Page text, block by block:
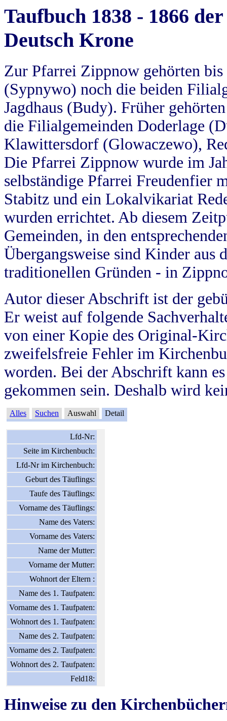
Taufbuch 1838 - 1866
Deutsch Krone
Zur Pfarrei Zippnow gehörten
(Sypnywo) noch die beiden
Jagdhaus (Budy). Früher
die Filialgemeinden Doderlage
Klawittersdorf (Glowaczewo),
Die Pfarrei Zippnow wurde im
selbständige Pfarrei Freudenfier
Stabitz und ein Lokalvikariat
wurden errichtet. Ab diesem
Gemeinden, in den
Übergangsweise sind Kinder aus
traditionellen Gründen - in
Autor dieser Abschrift ist der
Er weist auf folgende
von einer Kopie des Original-
zweifelsfreie Fehler im
worden. Bei der Abschrift kann
gekommen sein. Deshalb wird
Alles Suchen Auswahl Detail
Lfd-Nr:
Seite im Kirchenbuch:
Lfd-Nr im Kirchenbuch:
Geburt des Täuflings:
Taufe des Täuflings:
Vorname des Täuflings:
Name des Vaters:
Vorname des Vaters:
Name der Mutter:
Vorname der Mutter:
Wohnort der Eltern :
Name des 1. Taufpaten:
Vorname des 1. Taufpaten:
Wohnort des 1. Taufpaten:
Name des 2. Taufpaten:
Vorname des 2. Taufpaten:
Wohnort des 2. Taufpaten:
Feld18:
Hinweise zu den